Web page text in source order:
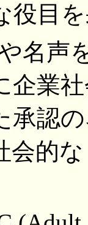
役目
名声
企業
承認
会的